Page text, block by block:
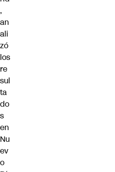
,
an
ali
zó
los
re
sul
ta
do
s
en
Nu
ev
o